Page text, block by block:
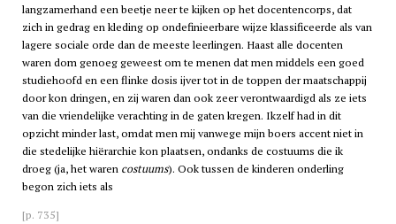
langzamerhand een beetje neer te kijken op het docentencorps, dat
zich in gedrag en kleding op ondefinieerbare wijze klassificeerde als van
lagere sociale orde dan de meeste leerlingen. Haast alle docenten
waren dom genoeg geweest om te menen dat men middels een goed
studiehoofd en een flinke dosis ijver tot in de toppen der maatschappij
door kon dringen, en zij waren dan ook zeer verontwaardigd als ze iets
van die vriendelijke verachting in de gaten kregen. Ikzelf had in dit
opzicht minder last, omdat men mij vanwege mijn boers accent niet in
die stedelijke hiërarchie kon plaatsen, ondanks de costuums die ik
droeg (ja, het waren costuums). Ook tussen de kinderen onderling
begon zich iets als
[p. 735]